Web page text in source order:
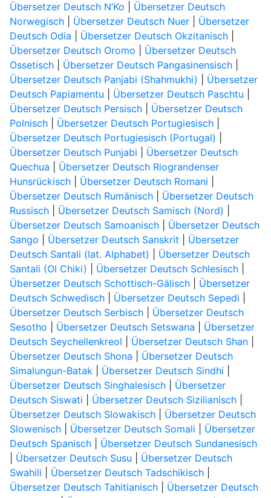
Übersetzer Deutsch N’Ko
Übersetzer Deutsch
Norwegisch| Übersetzer Deutsch Nuer| Übersetzer
Deutsch Odia
Übersetzer Deutsch Okzitanisch|
Übersetzer Deutsch Oromo
Übersetzer Deutsch
Ossetisch| Übersetzer Deutsch Pangasinensisch|
Übersetzer Deutsch Panjabi (Shahmukhi)
Übersetzer
Deutsch Papiamentu
Übersetzer Deutsch Paschtu
Übersetzer Deutsch Persisch| Übersetzer Deutsch
Polnisch| Übersetzer Deutsch Portugiesisch|
Übersetzer Deutsch Portugiesisch (Portugal)
Übersetzer Deutsch Punjabi
Übersetzer Deutsch
Quechua
Übersetzer Deutsch Riograndenser
Hunsrückisch| Übersetzer Deutsch Romani
Übersetzer Deutsch Rumänisch| Übersetzer Deutsch
Russisch| Übersetzer Deutsch Samisch (Nord)
Übersetzer Deutsch Samoanisch| Übersetzer Deutsch
Sango
Übersetzer Deutsch Sanskrit
Übersetzer
Deutsch Santali (lat. Alphabet)
Übersetzer Deutsch
Santali (Ol Chiki)
Übersetzer Deutsch Schlesisch|
Übersetzer Deutsch Schottisch-Gälisch| Übersetzer
Deutsch Schwedisch| Übersetzer Deutsch Sepedi
Übersetzer Deutsch Serbisch| Übersetzer Deutsch
Sesotho
Übersetzer Deutsch Setswana
Übersetzer
Deutsch Seychellenkreol
Übersetzer Deutsch Shan|
Übersetzer Deutsch Shona
Übersetzer Deutsch
Simalungun-Batak| Übersetzer Deutsch Sindhi
Übersetzer Deutsch Singhalesisch| Übersetzer
Deutsch Siswati
Übersetzer Deutsch Sizilianisch|
Übersetzer Deutsch Slowakisch| Übersetzer Deutsch
Slowenisch| Übersetzer Deutsch Somali
Übersetzer
Deutsch Spanisch| Übersetzer Deutsch Sundanesisch
Übersetzer Deutsch Susu
Übersetzer Deutsch
Swahili
Übersetzer Deutsch Tadschikisch|
Übersetzer Deutsch Tahitianisch| Übersetzer Deutsch